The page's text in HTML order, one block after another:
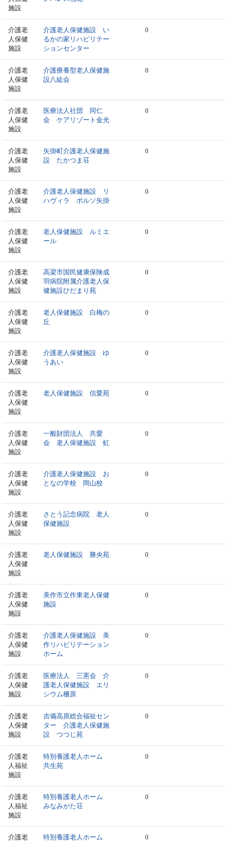
施設
介護老
人保健
施設
介護老人保健施設 い
るかの家リハビリテー
ションセンター
0
介護老
人保健
施設
介護療養型老人保健施
設八紘会
0
介護老
人保健
施設
医療法人社団 同仁
会 ケアリゾート金光
0
介護老
人保健
施設
矢掛町介護老人保健施
設 たかつま荘
0
介護老
人保健
施設
介護老人保健施設 リ
ハヴィラ ポルソ矢掛
0
介護老
人保健
施設
老人保健施設 ルミエ
ール
0
介護老
人保健
施設
高梁市国民健康保険成
羽病院附属介護老人保
健施設ひだまり苑
0
介護老
人保健
施設
老人保健施設 白梅の
丘
0
介護老
人保健
施設
介護老人保健施設 ゆ
うあい
0
介護老
人保健
施設
老人保健施設 信愛苑 0
介護老
人保健
施設
一般財団法人 共愛
会 老人保健施設 虹
0
介護老
人保健
施設
介護老人保健施設 お
となの学校 岡山校
0
介護老
人保健
施設
さとう記念病院 老人
保健施設
0
介護老
人保健
施設
老人保健施設 勝央苑 0
介護老
人保健
施設
美作市立作東老人保健
施設
0
介護老
人保健
施設
介護老人保健施設 美
作リハビリテーション
ホーム
0
介護老
人保健
施設
医療法人 三憲会 介
護老人保健施設 エリ
シウム柵原
0
介護老
人保健
施設
吉備高原総合福祉セン
ター 介護老人保健施
設 つつじ苑
0
介護老
人福祉
施設
特別養護老人ホーム
共生苑
0
介護老
人福祉
施設
特別養護老人ホーム
みなみがた荘
0
介護老
特別養護老人ホーム
0